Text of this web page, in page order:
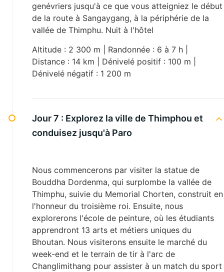
genévriers jusqu'à ce que vous atteigniez le début
de la route à Sangaygang, à la périphérie de la
vallée de Thimphu. Nuit à l'hôtel
Altitude : 2 300 m | Randonnée : 6 à 7 h |
Distance : 14 km | Dénivelé positif : 100 m |
Dénivelé négatif : 1 200 m
Jour 7 : Explorez la ville de Thimphou et
conduisez jusqu'à Paro
Nous commencerons par visiter la statue de
Bouddha Dordenma, qui surplombe la vallée de
Thimphu, suivie du Memorial Chorten, construit en
l'honneur du troisième roi. Ensuite, nous
explorerons l'école de peinture, où les étudiants
apprendront 13 arts et métiers uniques du
Bhoutan. Nous visiterons ensuite le marché du
week-end et le terrain de tir à l'arc de
Changlimithang pour assister à un match du sport